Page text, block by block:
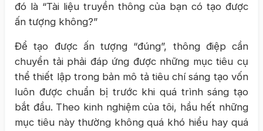
đó là “Tài liệu truyền thông của bạn có tạo được
ấn tượng không?”
Để tạo được ấn tượng “đúng”, thông điệp cần
chuyển tải phải đáp ứng được những mục tiêu cụ
thể thiết lập trong bản mô tả tiêu chí sáng tạo vốn
luôn được chuẩn bị trước khi quá trình sáng tạo
bắt đầu. Theo kinh nghiệm của tôi, hầu hết những
mục tiêu này thường không quá khó hiểu hay quá